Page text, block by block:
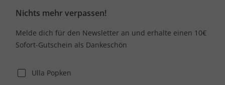
Nichts mehr verpassen!
Melde dich für den Newsletter an und erhalte einen 10€
Sofort-Gutschein als Dankeschön
Ulla Popken